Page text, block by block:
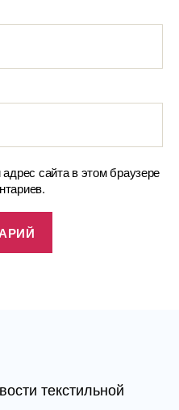
сайта в этом браузере
текстильной